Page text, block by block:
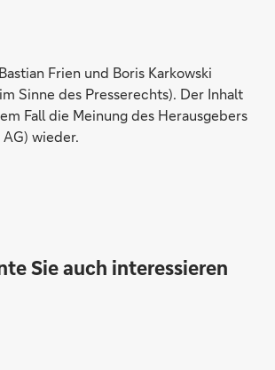
Frien und Boris Karkowski
Sinne des Presserechts). Der Inhalt
Fall die Meinung des Herausgebers
wieder.
Sie auch interessieren